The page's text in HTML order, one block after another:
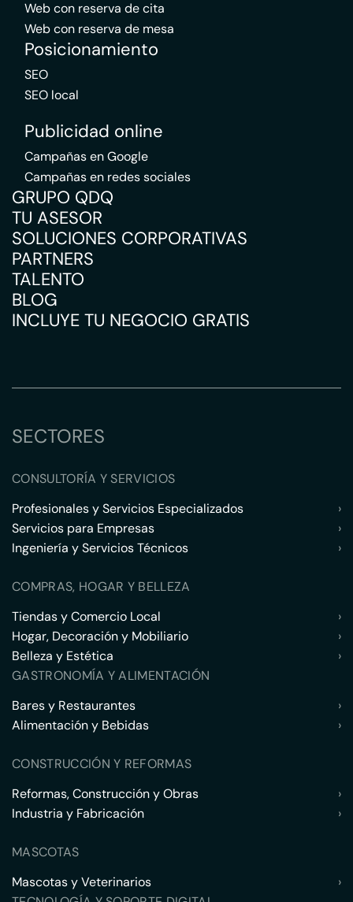
Web con reserva de cita
Web con reserva de mesa
Posicionamiento
SEO
SEO local
Publicidad online
Campañas en Google
Campañas en redes sociales
GRUPO QDQ
TU ASESOR
SOLUCIONES CORPORATIVAS
PARTNERS
TALENTO
BLOG
INCLUYE TU NEGOCIO GRATIS
SECTORES
CONSULTORÍA Y SERVICIOS
Profesionales y Servicios Especializados
›
Servicios para Empresas
›
Ingeniería y Servicios Técnicos
›
COMPRAS, HOGAR Y BELLEZA
Tiendas y Comercio Local
›
Hogar, Decoración y Mobiliario
›
Belleza y Estética
›
GASTRONOMÍA Y ALIMENTACIÓN
Bares y Restaurantes
›
Alimentación y Bebidas
›
CONSTRUCCIÓN Y REFORMAS
Reformas, Construcción y Obras
›
Industria y Fabricación
›
MASCOTAS
Mascotas y Veterinarios
›